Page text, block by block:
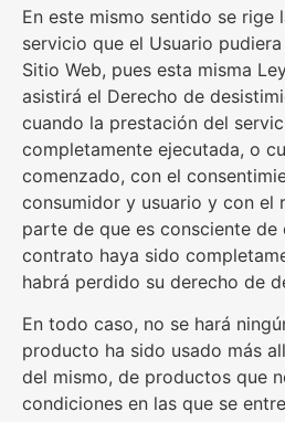
En este mismo sentido se rige
servicio que el Usuario
Sitio Web, pues esta misma
asistirá el Derecho de
cuando la prestación del
completamente ejecutada, o
comenzado, con el
consumidor y usuario y con el
parte de que es consciente de
contrato haya sido
habrá perdido su derecho de
En todo caso, no se hará
producto ha sido usado más
del mismo, de productos que
condiciones en las que se